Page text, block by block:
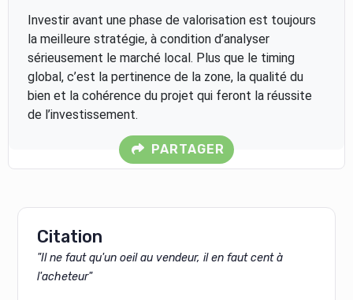
Investir avant une phase de valorisation est toujours
la meilleure stratégie, à condition d’analyser
sérieusement le marché local. Plus que le timing
global, c’est la pertinence de la zone, la qualité du
bien et la cohérence du projet qui feront la réussite
de l’investissement.
PARTAGER
Citation
"Il ne faut qu'un oeil au vendeur, il en faut cent à
l'acheteur"